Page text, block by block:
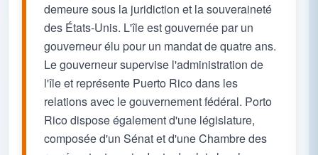
demeure sous la juridiction et la souveraineté
des États-Unis. L'île est gouvernée par un
gouverneur élu pour un mandat de quatre ans.
Le gouverneur supervise l'administration de
l'île et représente Puerto Rico dans les
relations avec le gouvernement fédéral. Porto
Rico dispose également d'une législature,
composée d'un Sénat et d'une Chambre des